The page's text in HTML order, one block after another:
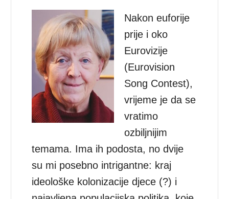
Nakon euforije
prije i oko
Eurovizije
(Eurovision
Song Contest),
vrijeme je da se
vratimo
ozbiljnijim
temama. Ima ih podosta, no dvije
su mi posebno intrigantne: kraj
ideološke kolonizacije djece (?) i